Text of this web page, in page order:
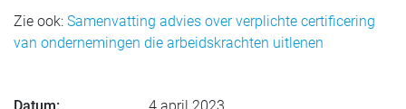
Zie ook: Samenvatting advies over verplichte certificering
van ondernemingen die arbeidskrachten uitlenen